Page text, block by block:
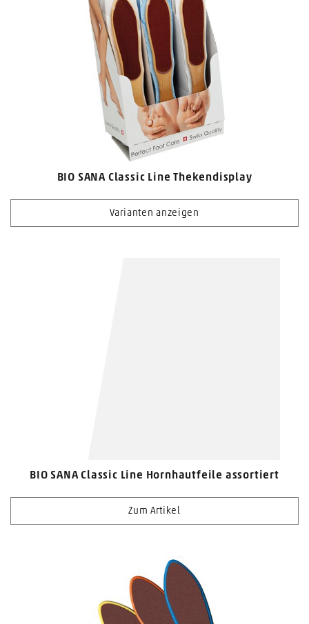
BIO SANA Classic Line Thekendisplay
Varianten anzeigen
BIO SANA Classic Line Hornhautfeile assortiert
Zum Artikel